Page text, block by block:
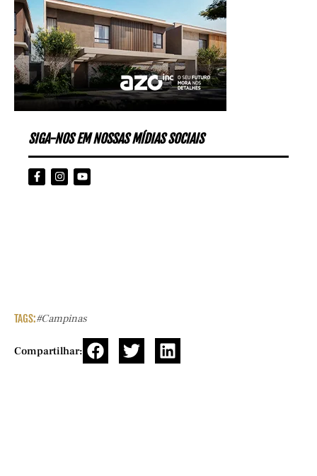
SIGA-NOS EM NOSSAS MÍDIAS SOCIAIS
TAGS:#campinas
Compartilhar: